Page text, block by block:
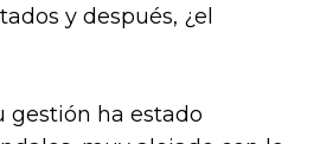
y después, ¿el
gestión ha estado